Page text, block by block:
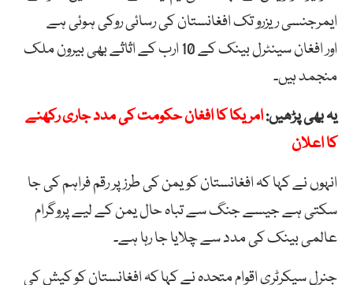
ایمرجنسی ریزرو تک افغانستان کی رسائی روکی ہوئی ہے
اور افغان سینٹرل بینک کے 10 ارب کے اثاثے بھی بیرون ملک
منجمد ہیں۔
یہ بھی پڑھیں:امریکا کا افغان حکومت کی مدد جاری رکھنے
کا اعلان
انہوں نے کہا کہ افغانستان کو یمن کی طرز پر رقم فراہم کی جا
سکتی ہے جیسے جنگ سے تباہ حال یمن کے لیے پروگرام
عالمی بینک کی مدد سے چلایا جا رہا ہے۔
جنرل سیکرٹری اقوام متحدہ نے کہا کہ افغانستان کو کیش کی